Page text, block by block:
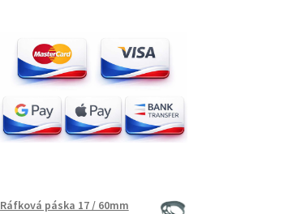
Ráfková páska 17 / 60mm